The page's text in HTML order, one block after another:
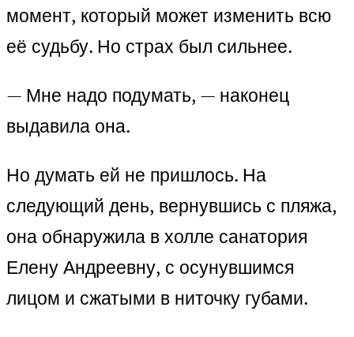
момент, который может изменить всю
её судьбу. Но страх был сильнее.
— Мне надо подумать, — наконец
выдавила она.
Но думать ей не пришлось. На
следующий день, вернувшись с пляжа,
она обнаружила в холле санатория
Елену Андреевну, с осунувшимся
лицом и сжатыми в ниточку губами.